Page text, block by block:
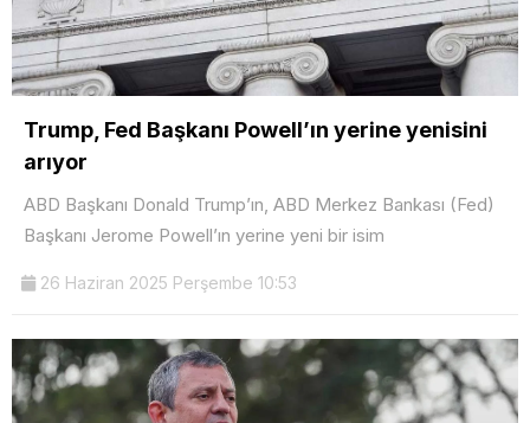
Trump, Fed Başkanı Powell’ın yerine yenisini
arıyor
ABD Başkanı Donald Trump’ın, ABD Merkez Bankası (Fed)
Başkanı Jerome Powell’ın yerine yeni bir isim
26 Haziran 2025 Perşembe 10:53